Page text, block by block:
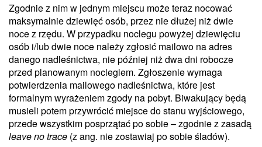
Zgodnie z nim w jednym miejscu może teraz nocować
maksymalnie dziewięć osób, przez nie dłużej niż dwie
noce z rzędu. W przypadku noclegu powyżej dziewięciu
osób i/lub dwie noce należy zgłosić mailowo na adres
danego nadleśnictwa, nie później niż dwa dni robocze
przed planowanym noclegiem. Zgłoszenie wymaga
potwierdzenia mailowego nadleśnictwa, które jest
formalnym wyrażeniem zgody na pobyt. Biwakujący będą
musieli potem przywrócić miejsce do stanu wyjściowego,
przede wszystkim posprzątać po sobie – zgodnie z zasadą
leave no trace (z ang. nie zostawiaj po sobie śladów).